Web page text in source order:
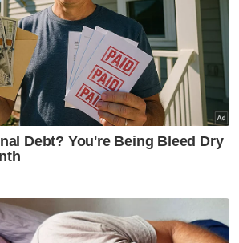
Disyorkan